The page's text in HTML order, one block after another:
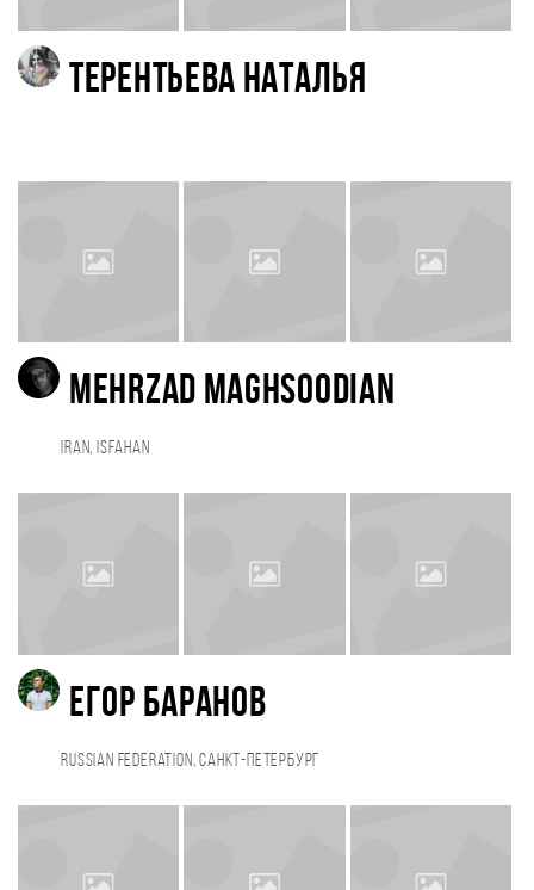
Терентьева Наталья
Mehrzad maghsoodian
Iran, Isfahan
Егор Баранов
Russian Federation, Санкт-Петербург